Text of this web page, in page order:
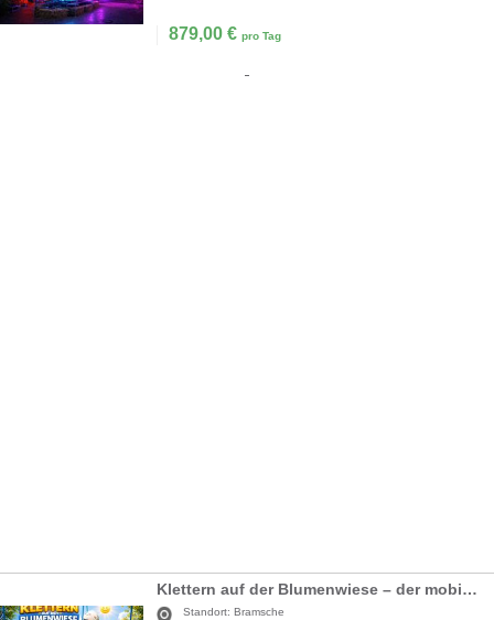
879,00 € pro Tag
Klettern auf der Blumenwiese – der mobile Kinderhochseilgarten - Frühlingserwachen - Gartenschaus
Standort: Bramsche